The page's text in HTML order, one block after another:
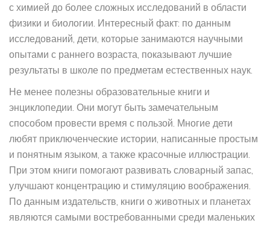
с химией до более сложных исследований в области
физики и биологии. Интересный факт: по данным
исследований, дети, которые занимаются научными
опытами с раннего возраста, показывают лучшие
результаты в школе по предметам естественных наук.
Не менее полезны образовательные книги и
энциклопедии. Они могут быть замечательным
способом провести время с пользой. Многие дети
любят приключенческие истории, написанные простым
и понятным языком, а также красочные иллюстрации.
При этом книги помогают развивать словарный запас,
улучшают концентрацию и стимуляцию воображения.
По данным издательств, книги о животных и планетах
являются самыми востребованными среди маленьких